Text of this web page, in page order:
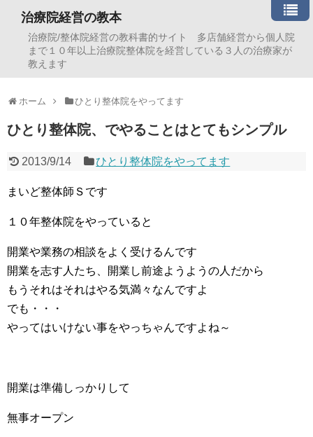
治療院経営の教本
治療院/整体院経営の教科書的サイト 多店舗経営から個人院
まで１０年以上治療院整体院を経営している３人の治療家が
教えます
ホーム ひとり整体院をやってます
ひとり整体院、でやることはとてもシンプル
2013/9/14 ひとり整体院をやってます
まいど整体師Ｓです
１０年整体院をやっていると
開業や業務の相談をよく受けるんです
開業を志す人たち、開業し前途ようようの人だから
もうそれはそれはやる気満々なんですよ
でも・・・
やってはいけない事をやっちゃんですよね～
開業は準備しっかりして
無事オープン